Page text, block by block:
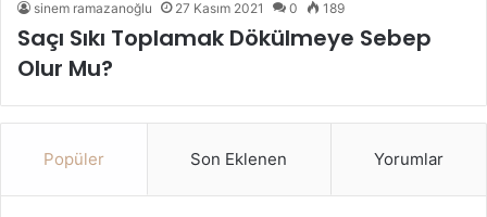
sinem ramazanoğlu 27 Kasım 2021 0 189
Saçı Sıkı Toplamak Dökülmeye Sebep
Olur Mu?
Popüler Son Eklenen Yorumlar